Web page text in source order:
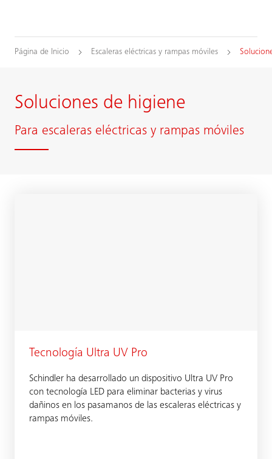
Página de Inicio Escaleras eléctricas y rampas móviles
Soluciones de higiene
Para escaleras eléctricas y rampas móviles
Tecnología Ultra UV Pro
Schindler ha desarrollado un dispositivo Ultra UV Pro
con tecnología LED para eliminar bacterias y virus
dañinos en los pasamanos de las escaleras eléctricas y
rampas móviles.